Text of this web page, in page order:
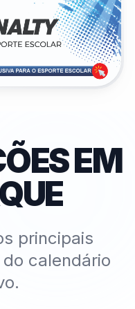
EM
principais
calendário